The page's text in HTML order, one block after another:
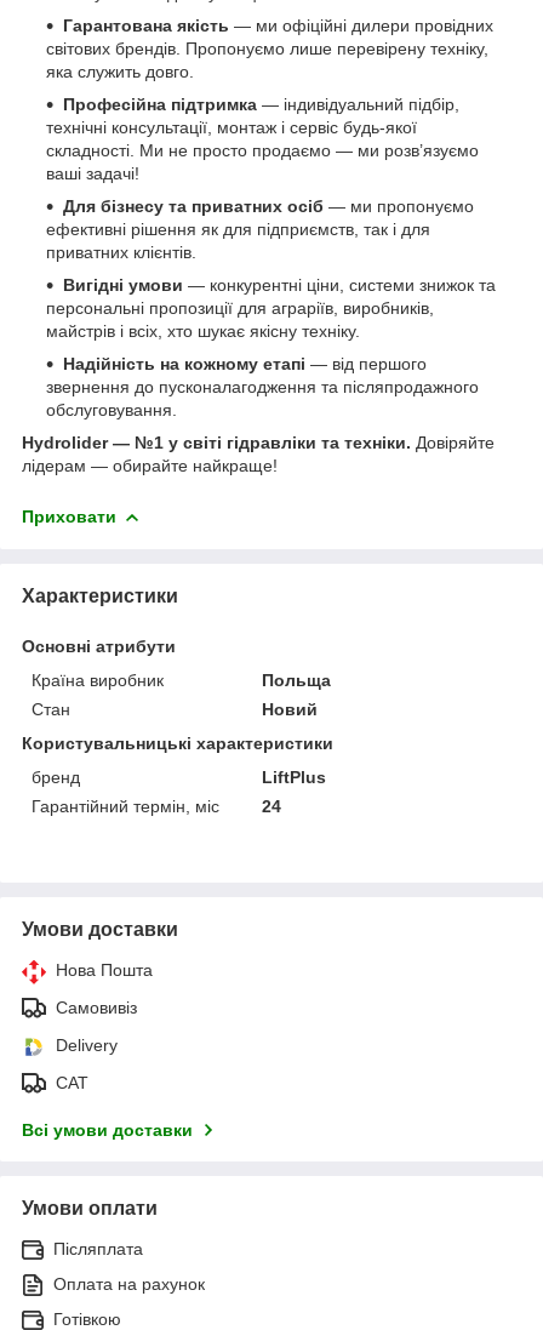
Гарантована якість — ми офіційні дилери провідних
світових брендів. Пропонуємо лише перевірену техніку,
яка служить довго.
Професійна підтримка — індивідуальний підбір,
технічні консультації, монтаж і сервіс будь-якої
складності. Ми не просто продаємо — ми розв’язуємо
ваші задачі!
Для бізнесу та приватних осіб — ми пропонуємо
ефективні рішення як для підприємств, так і для
приватних клієнтів.
Вигідні умови — конкурентні ціни, системи знижок та
персональні пропозиції для аграріїв, виробників,
майстрів і всіх, хто шукає якісну техніку.
Надійність на кожному етапі — від першого
звернення до пусконалагодження та післяпродажного
обслуговування.
Hydrolider — №1 у світі гідравліки та техніки. Довіряйте
лідерам — обирайте найкраще!
Приховати
Характеристики
Основні атрибути
Країна виробник
Польща
Стан
Новий
Користувальницькі характеристики
бренд
LiftPlus
Гарантійний термін, міс
24
Умови доставки
Нова Пошта
Самовивіз
Delivery
САТ
Всі умови доставки
Умови оплати
Післяплата
Оплата на рахунок
Готівкою